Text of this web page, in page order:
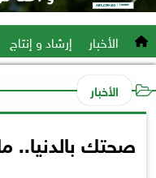
الأخبار إرشاد و إنتاج
الأخبار
صحتك بالدنيا..